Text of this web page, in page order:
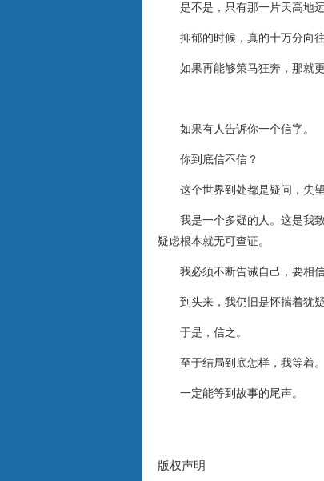
是不是，只有那一片天高地远
抑郁的时候，真的十万分向
如果再能够策马狂奔，那就更
如果有人告诉你一个信字。
你到底信不信？
这个世界到处都是疑问，失望
我是一个多疑的人。这是我致
疑虑根本就无可查证。
我必须不断告诫自己，要相信
到头来，我仍旧是怀揣着犹疑
于是，信之。
至于结局到底怎样，我等着。
一定能等到故事的尾声。
版权声明